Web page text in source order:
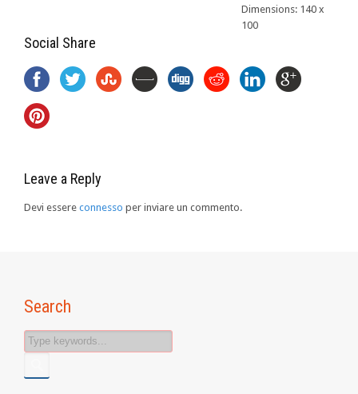
Dimensions: 140 x
100
Social Share
Leave a Reply
Devi essere connesso per inviare un commento.
Search